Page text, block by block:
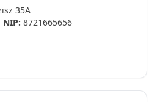
35A
NIP: 8721665656